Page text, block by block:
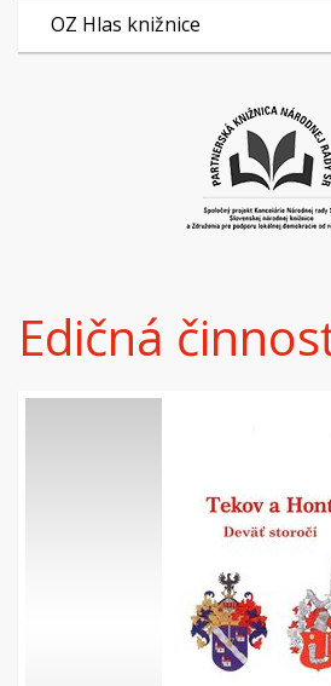
OZ Hlas knižnice
Edičná